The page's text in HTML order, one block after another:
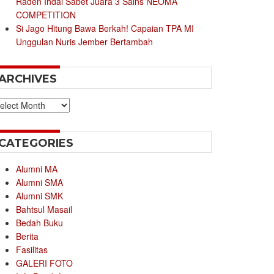
COMPETITION
Si Jago Hitung Bawa Berkah! Capaian TPA MI
Unggulan Nuris Jember Bertambah
Alumni MA
Alumni SMA
Alumni SMK
Bahtsul Masail
Bedah Buku
Berita
Fasilitas
GALERI FOTO